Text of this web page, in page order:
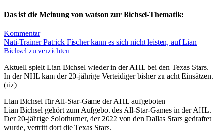
Das ist die Meinung von watson zur Bichsel-Thematik:
Kommentar
Nati-Trainer Patrick Fischer kann es sich nicht leisten, auf Lian
Bichsel zu verzichten
Aktuell spielt Lian Bichsel wieder in der AHL bei den Texas Stars.
In der NHL kam der 20-jährige Verteidiger bisher zu acht Einsätzen.
(riz)
Lian Bichsel für All-Star-Game der AHL aufgeboten
Lian Bichsel gehört zum Aufgebot des All-Star-Games in der AHL.
Der 20-jährige Solothurner, der 2022 von den Dallas Stars gedraftet
wurde, vertritt dort die Texas Stars.